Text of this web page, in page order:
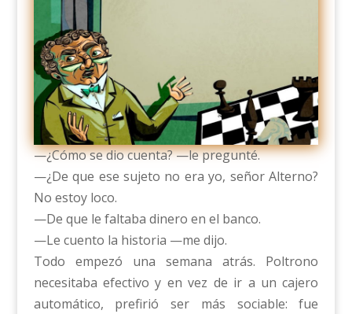
—¿Cómo se dio cuenta? —le pregunté.
—¿De que ese sujeto no era yo, señor Alterno?
No estoy loco.
—De que le faltaba dinero en el banco.
—Le cuento la historia —me dijo.
Todo empezó una semana atrás. Poltrono
necesitaba efectivo y en vez de ir a un cajero
automático, prefirió ser más sociable: fue